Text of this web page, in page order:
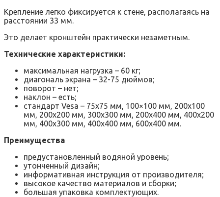
Крепление легко фиксируется к стене, располагаясь на
расстоянии 33 мм.
Это делает кронштейн практически незаметным.
Технические характеристики:
максимальная нагрузка – 60 кг;
диагональ экрана – 32-75 дюймов;
поворот – нет;
наклон – есть;
стандарт Vesa – 75х75 мм, 100×100 мм, 200х100
мм, 200х200 мм, 300х300 мм, 200х400 мм, 400х200
мм, 400х300 мм, 400х400 мм, 600х400 мм.
Преимущества
предустановленный водяной уровень;
утонченный дизайн;
информативная инструкция от производителя;
высокое качество материалов и сборки;
большая упаковка комплектующих.